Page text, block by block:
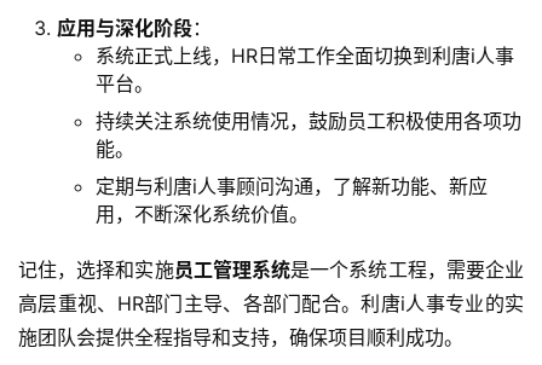
应用与深化阶段：
系统正式上线，HR日常工作全面切换到利唐i人事
平台。
持续关注系统使用情况，鼓励员工积极使用各项功
能。
定期与利唐i人事顾问沟通，了解新功能、新应
用，不断深化系统价值。
记住，选择和实施员工管理系统是一个系统工程，需要企业
高层重视、HR部门主导、各部门配合。利唐i人事专业的实
施团队会提供全程指导和支持，确保项目顺利成功。